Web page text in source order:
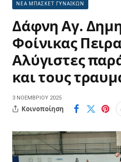
ΝΕΑ ΜΠΑΣΚΕΤ ΓΥΝΑΙΚΩΝ
Δάφνη Αγ.
Φοίνικας
Αλύγιστες
και τους
3 ΝΟΕΜΒΡΊΟΥ 2025
Κοινοποίηση